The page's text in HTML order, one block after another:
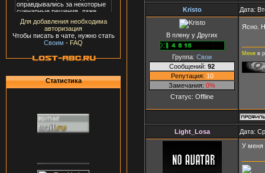
Для добавления необходима
авторизация
Чтобы писать в чате, нужно стать
Своим - FAQ
Статистика
Kristo Дата:
В плену у Других
Группа: Свои
Сообщений: 92
Репутация: 10
Замечания: 0%
Статус: Offline
Ясно.
Меня в
Light_Losa Дата:
У меня